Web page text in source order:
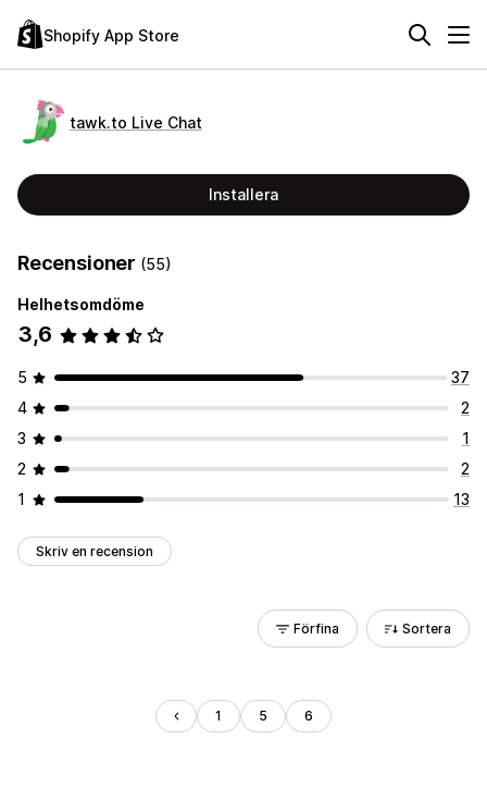
Shopify App Store
tawk.to Live Chat
Installera
Recensioner (55)
Helhetsomdöme
3,6
5
37
4
2
3
1
2
2
1
13
Skriv en recension
Förfina Sortera
1 5 6